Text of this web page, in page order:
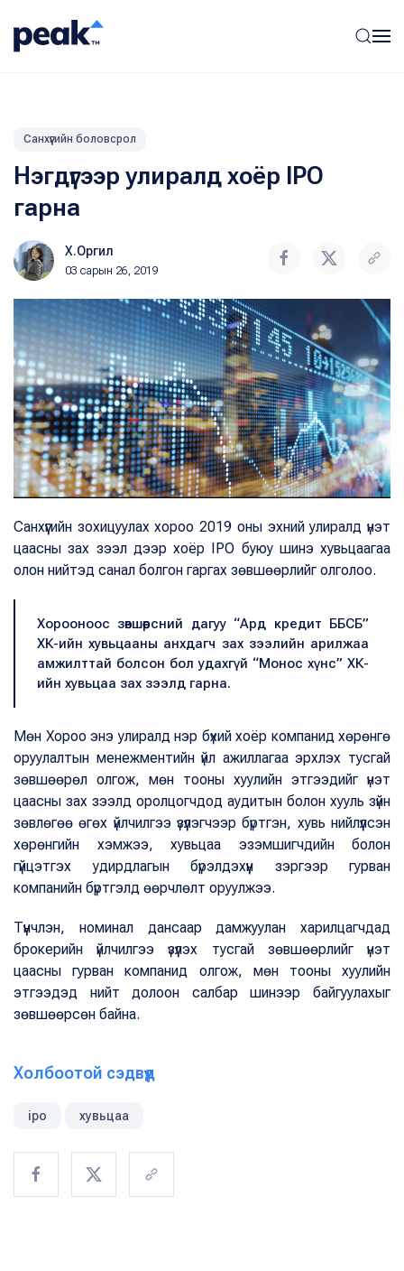
Санхүүгийн боловсрол
Нэгдүгээр улиралд хоёр IPO
гарна
Х.Оргил
03 сарын 26, 2019
Санхүүгийн зохицуулах хороо 2019 оны эхний улиралд үнэт
цаасны зах зээл дээр хоёр IPO буюу шинэ хувьцаагаа
олон нийтэд санал болгон гаргах зөвшөөрлийг олголоо.
Хорооноос зөвшөөрсний дагуу “Ард кредит ББСБ”
ХК-ийн хувьцааны анхдагч зах зээлийн арилжаа
амжилттай болсон бол удахгүй “Монос хүнс” ХК-
ийн хувьцаа зах зээлд гарна.
Мөн Хороо энэ улиралд нэр бүхий хоёр компанид хөрөнгө
оруулалтын менежментийн үйл ажиллагаа эрхлэх тусгай
зөвшөөрөл олгож, мөн тооны хуулийн этгээдийг үнэт
цаасны зах зээлд оролцогчдод аудитын болон хууль зүйн
зөвлөгөө өгөх үйлчилгээ үзүүлэгчээр бүртгэн, хувь нийлүүлсэн
хөрөнгийн хэмжээ, хувьцаа эзэмшигчдийн болон
гүйцэтгэх удирдлагын бүрэлдэхүүн зэргээр гурван
компанийн бүртгэлд өөрчлөлт оруулжээ.
Түүнчлэн, номинал дансаар дамжуулан харилцагчдад
брокерийн үйлчилгээ үзүүлэх тусгай зөвшөөрлийг үнэт
цаасны гурван компанид олгож, мөн тооны хуулийн
этгээдэд нийт долоон салбар шинээр байгуулахыг
зөвшөөрсөн байна.
Холбоотой сэдвүүд
ipo хувьцаа